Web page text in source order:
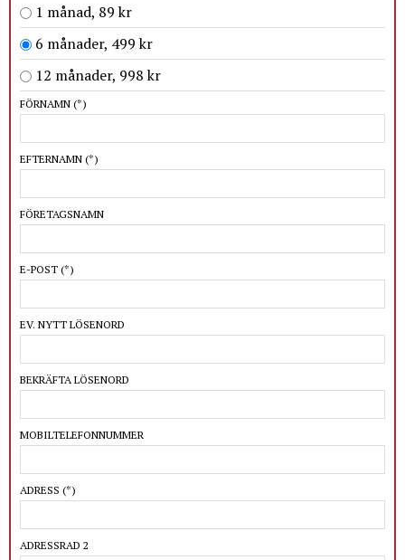
1 månad, 89 kr
6 månader, 499 kr
12 månader, 998 kr
FÖRNAMN (*)
EFTERNAMN (*)
FÖRETAGSNAMN
E-POST (*)
EV. NYTT LÖSENORD
BEKRÄFTA LÖSENORD
MOBILTELEFONNUMMER
ADRESS (*)
ADRESSRAD 2